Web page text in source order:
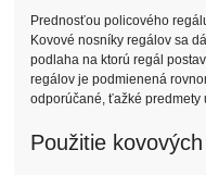
Prednosťou policového
Kovové nosníky regálov sa
podlaha na ktorú regál
regálov je podmienená
odporúčané, ťažké
Použitie